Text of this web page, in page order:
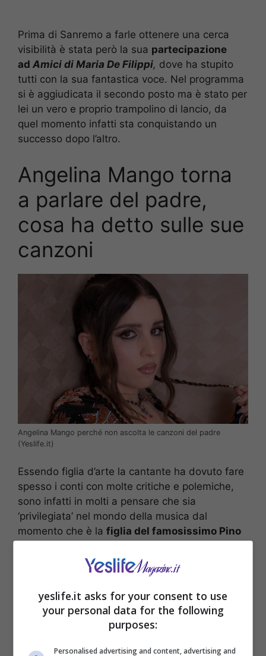
Prima di Sanremo a farle ottenere una cerca
visibilità è stata però la sua partecipazione
ad Amici di Maria De Filippi, dove ha stupito
tutti con la sua fantastica voce. Nel programma
si è aggiudicata il secondo posto ma è stato per
lei un vero e proprio trampolino di lancio, da
quel momento infatti sta conquistando un
successo dopo l’altro.
Angelina Mango torna
a parlare del padre,
cosa ha detto sulle sue
canzoni
Angelina Mango perché non ascolta le canzoni del padre
(Yeslife.it)
Essendo figlia d’arte la cantante ha dovuto fare
spesso i conti con molte critiche e polemiche,
sono infatti in molti a pensare che sia
‘privilegiata’ nel mondo della musica dal
momento che è la figlia del famosissimo Pino
Valente. Lei però da sempre cerca di dimostrare
che deve ogni risultato che ottiene al suo
talento e al suo impegno.
yeslife.it asks for your consent to use
your personal data for the following
purposes:
Personalised advertising and content, advertising and